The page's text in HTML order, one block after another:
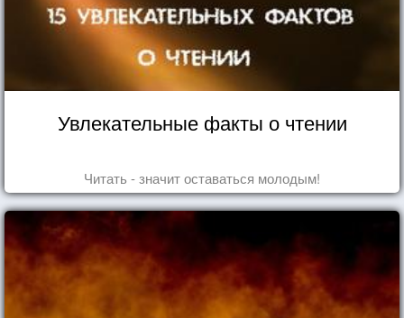
Увлекательные факты о чтении
Читать - значит оставаться молодым!